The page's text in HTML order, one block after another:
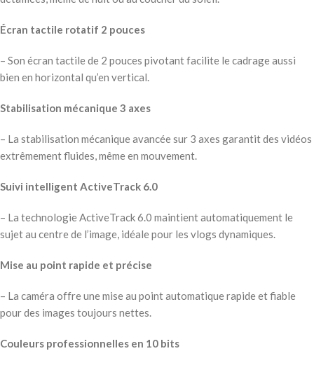
Écran tactile rotatif 2 pouces
– Son écran tactile de 2 pouces pivotant facilite le cadrage aussi
bien en horizontal qu’en vertical.
Stabilisation mécanique 3 axes
– La stabilisation mécanique avancée sur 3 axes garantit des vidéos
extrêmement fluides, même en mouvement.
Suivi intelligent ActiveTrack 6.0
– La technologie ActiveTrack 6.0 maintient automatiquement le
sujet au centre de l’image, idéale pour les vlogs dynamiques.
Mise au point rapide et précise
– La caméra offre une mise au point automatique rapide et fiable
pour des images toujours nettes.
Couleurs professionnelles en 10 bits